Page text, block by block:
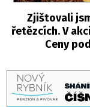
Zjištovali
řetězcích. V
Ceny